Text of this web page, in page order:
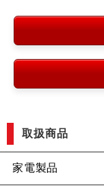
取扱商品
家電製品